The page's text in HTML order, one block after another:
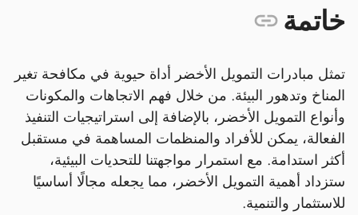
خاتمة
تمثل مبادرات التمويل الأخضر أداة حيوية في مكافحة تغير
المناخ وتدهور البيئة. من خلال فهم الاتجاهات والمكونات
وأنواع التمويل الأخضر، بالإضافة إلى استراتيجيات التنفيذ
الفعالة، يمكن للأفراد والمنظمات المساهمة في مستقبل
أكثر استدامة. مع استمرار مواجهتنا للتحديات البيئية،
ستزداد أهمية التمويل الأخضر، مما يجعله مجالًا أساسيًا
للاستثمار والتنمية.